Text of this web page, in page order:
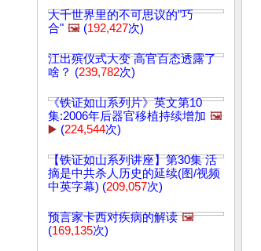
大千世界里的不可思议的"巧
合" 🖼️ (192,427次)
江出殡仪式大变 高官百态透露了
啥？ (239,782次)
《铁证如山系列片》英文第10
集:2006年后器官移植持续增加 🖼️
▶️ (224,544次)
【铁证如山系列讲座】第30集 活
摘是中共杀人历史的延续(图/视频
中英字幕) (209,057次)
预言家卡西对疾病的解读 🖼️
(169,135次)